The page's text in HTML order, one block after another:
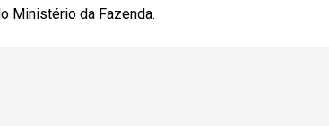
Ministério da Fazenda.